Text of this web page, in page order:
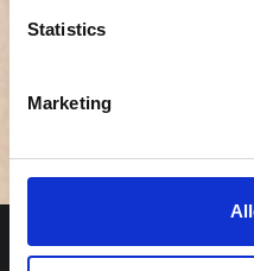
Statistics
Marketing
sopivaa roolia ei olisi